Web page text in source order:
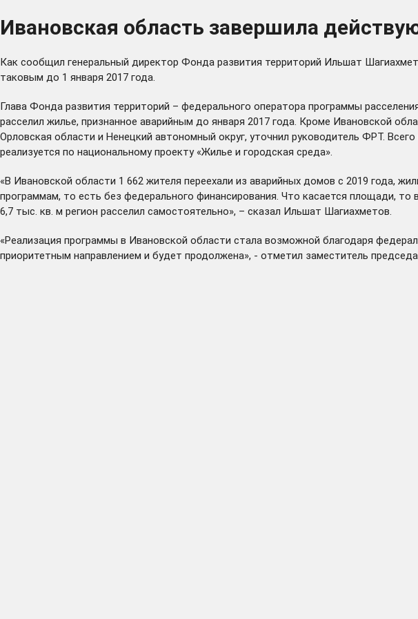
Ивановская область завершила
Как сообщил генеральный директор Фонда развития территорий Ильшат
таковым до 1 января 2017 года.
Глава Фонда развития территорий – федерального оператора программы
расселил жилье, признанное аварийным до января 2017 года. Кроме Ивановской
Орловская области и Ненецкий автономный округ, уточнил руководитель ФРТ.
реализуется по национальному проекту «Жилье и городская среда».
«В Ивановской области 1 662 жителя переехали из аварийных домов с 2019 года,
программам, то есть без федерального финансирования. Что касается площади,
6,7 тыс. кв. м регион расселил самостоятельно», – сказал Ильшат Шагиахметов.
«Реализация программы в Ивановской области стала возможной благодаря
приоритетным направлением и будет продолжена», - отметил заместитель